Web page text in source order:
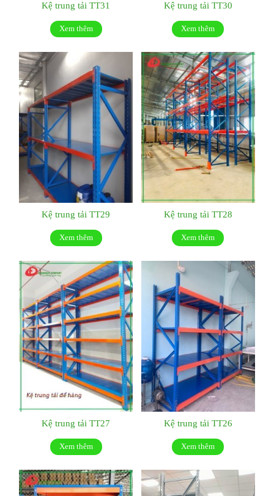
Kệ trung tải TT31
Xem thêm
Kệ trung tải TT30
Xem thêm
Kệ trung tải TT29
Xem thêm
Kệ trung tải TT28
Xem thêm
Kệ trung tải TT27
Xem thêm
Kệ trung tải TT26
Xem thêm